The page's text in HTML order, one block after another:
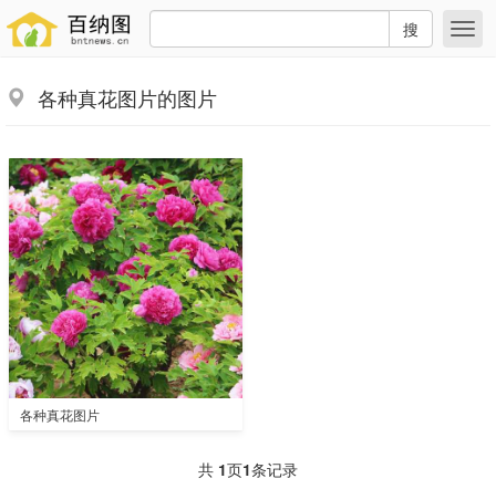
搜
各种真花图片的图片
各种真花图片
共 1页1条记录